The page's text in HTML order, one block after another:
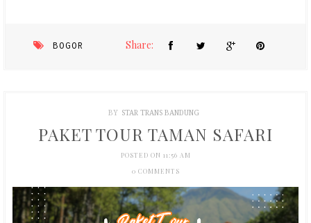
BOGOR Share:
BY STAR TRANS BANDUNG
PAKET TOUR TAMAN SAFARI
POSTED ON 11:56 AM
0 COMMENTS